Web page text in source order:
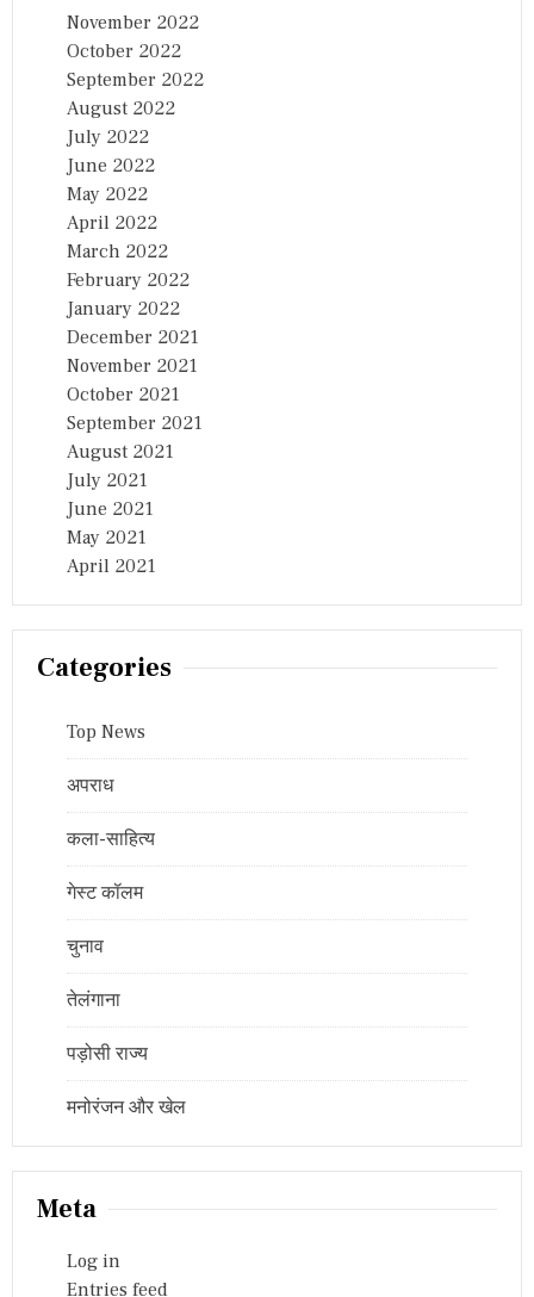
November 2022
October 2022
September 2022
August 2022
July 2022
June 2022
May 2022
April 2022
March 2022
February 2022
January 2022
December 2021
November 2021
October 2021
September 2021
August 2021
July 2021
June 2021
May 2021
April 2021
Categories
Top News
अपराध
कला-साहित्य
गेस्ट कॉलम
चुनाव
तेलंगाना
पड़ोसी राज्य
मनोरंजन और खेल
Meta
Log in
Entries feed